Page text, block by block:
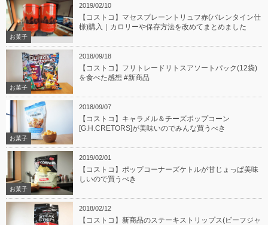
2019/02/10
お菓子
【コストコ】マセスプレーントリュフ赤(バレンタイン仕
様)購入｜カロリーや保存方法を改めてまとめました
2018/09/18
お菓子
【コストコ】フリトレードリトスアソートパック(12袋)
を食べた感想 #新商品
2018/09/07
お菓子
【コストコ】キャラメル＆チーズポップコーン
[G.H.CRETORS]が美味いのでみんな買うべき
2019/02/01
お菓子
【コストコ】ポップコーナーズケトルが甘じょっぱ美味
しいので買うべき
2018/02/12
【コストコ】新商品のステーキストリップス(ビーフジャ